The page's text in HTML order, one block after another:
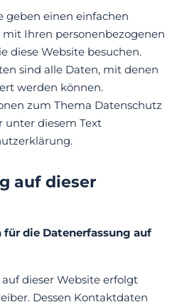
geben einen einfachen
Ihren personenbezogenen
diese Website besuchen.
sind alle Daten, mit denen
werden können.
zum Thema Datenschutz
unter diesem Text
auf dieser
die Datenerfassung auf
dieser Website erfolgt
Dessen Kontaktdaten